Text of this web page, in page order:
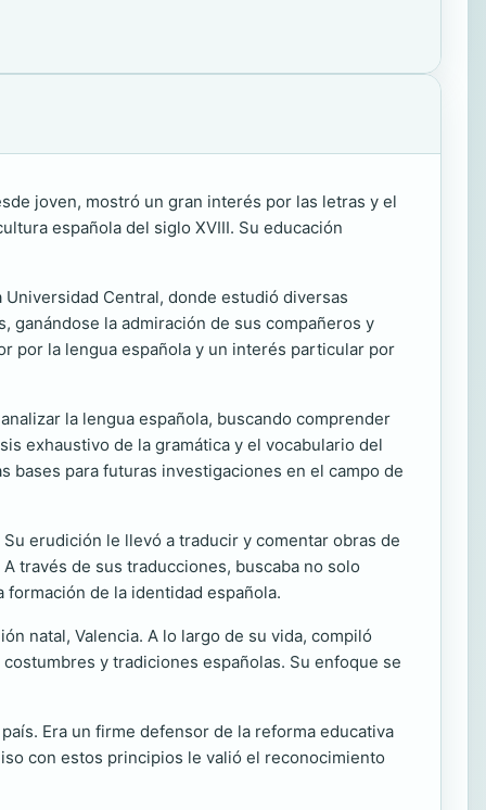
joven, mostró un gran interés por las letras y el
española del siglo XVIII. Su educación
Central, donde estudió diversas
ganándose la admiración de sus compañeros y
por la lengua española y un interés particular por
la lengua española, buscando comprender
exhaustivo de la gramática y el vocabulario del
bases para futuras investigaciones en el campo de
erudición le llevó a traducir y comentar obras de
través de sus traducciones, buscaba no solo
de la identidad española.
natal, Valencia. A lo largo de su vida, compiló
y tradiciones españolas. Su enfoque se
Era un firme defensor de la reforma educativa
con estos principios le valió el reconocimiento